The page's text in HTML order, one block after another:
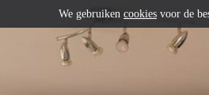
We gebruiken cookies voor de